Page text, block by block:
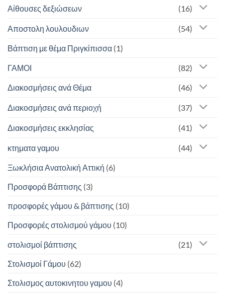
Αίθουσες δεξιώσεων (16)
Αποστολη λουλουδιων (54)
Βάπτιση με θέμα Πριγκίπισσα (1)
ΓΑΜΟΙ (82)
Διακοσμήσεις ανά Θέμα (46)
Διακοσμήσεις ανά περιοχή (37)
Διακοσμήσεις εκκλησίας (41)
κτηματα γαμου (44)
Ξωκλήσια Ανατολική Αττική (6)
Προσφορά Βάπτισης (3)
προσφορές γάμου & βάπτισης (10)
Προσφορές στολισμού γάμου (10)
στολισμοί βάπτισης (21)
Στολισμοί Γάμου (62)
Στολισμος αυτοκινητου γαμου (4)